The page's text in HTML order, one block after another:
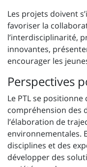
Les projets doivent
favoriser la
l’interdisciplinarité,
innovantes,
encourager les
Perspectives
Le PTL se
compréhension des
l’élaboration de
environnementales.
disciplines et des
développer des